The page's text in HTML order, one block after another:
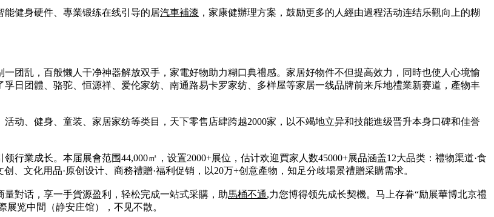
健身硬件、專業锻练在线引导的居汽車補漆 ，家康健辦理方案，鼓励更多的人經由過程活动连结乐觀向上的糊
团乱，百般懒人干净神器解放双手，家電好物助力糊口典禮感。家居好物件不但提高效力，同時也使人心境愉
日团體、骆驼、恒源祥、爱伦家纺、南通路易卡罗家纺、多样屋等家居一线品牌前来斥地禮業新赛道，產物丰
动、健身、童装、家居家纺等类目，天下零售店肆跨越2000家，以不竭地立异和技能進级晋升本身口碑和佳誉
行業成长。本届展會范围44,000㎡，设置2000+展位，估计欢迎買家人数45000+展品涵盖12大品类：禮物渠道·食
、文化用品·原创设计、商務禮贈·福利促销，以20万+创意產物，知足分歧場景禮贈采購需求。
對话，享一手貨源盈利，轻松完成一站式采購，助馬桶不通,力您博得领先成长契機。马上存眷“励展華博北京禮
展览中間（静安庄馆），不见不散。